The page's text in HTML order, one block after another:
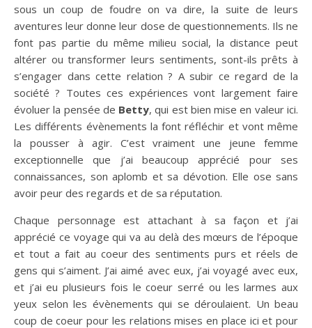
sous un coup de foudre on va dire, la suite de leurs
aventures leur donne leur dose de questionnements. Ils ne
font pas partie du même milieu social, la distance peut
altérer ou transformer leurs sentiments, sont-ils prêts à
s’engager dans cette relation ? A subir ce regard de la
société ? Toutes ces expériences vont largement faire
évoluer la pensée de Betty, qui est bien mise en valeur ici.
Les différents évènements la font réfléchir et vont même
la pousser à agir. C’est vraiment une jeune femme
exceptionnelle que j’ai beaucoup apprécié pour ses
connaissances, son aplomb et sa dévotion. Elle ose sans
avoir peur des regards et de sa réputation.
Chaque personnage est attachant à sa façon et j’ai
apprécié ce voyage qui va au delà des mœurs de l’époque
et tout a fait au coeur des sentiments purs et réels de
gens qui s’aiment. J’ai aimé avec eux, j’ai voyagé avec eux,
et j’ai eu plusieurs fois le coeur serré ou les larmes aux
yeux selon les évènements qui se déroulaient. Un beau
coup de coeur pour les relations mises en place ici et pour